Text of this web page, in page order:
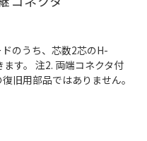
のうち、芯数2芯のH-
す。 注2. 両端コネクタ付
旧用部品ではありません。